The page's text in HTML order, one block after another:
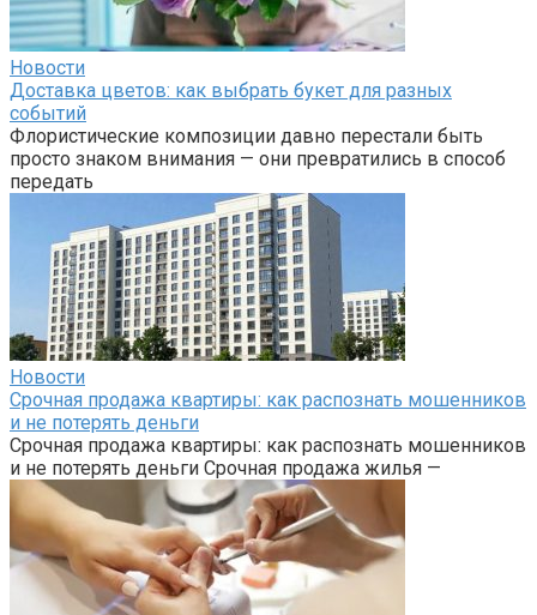
Новости
Доставка цветов: как выбрать букет для разных
событий
Флористические композиции давно перестали быть
просто знаком внимания — они превратились в способ
передать
Новости
Срочная продажа квартиры: как распознать мошенников
и не потерять деньги
Срочная продажа квартиры: как распознать мошенников
и не потерять деньги Срочная продажа жилья —